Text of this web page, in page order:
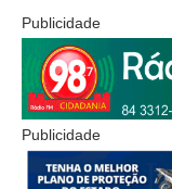
Publicidade
Publicidade